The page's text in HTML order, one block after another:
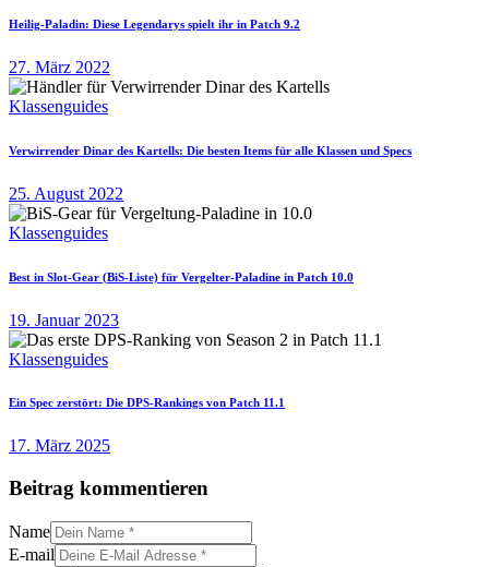
Heilig-Paladin: Diese Legendarys spielt ihr in Patch 9.2
27. März 2022
Klassenguides
Verwirrender Dinar des Kartells: Die besten Items für alle Klassen und Specs
25. August 2022
Klassenguides
Best in Slot-Gear (BiS-Liste) für Vergelter-Paladine in Patch 10.0
19. Januar 2023
Klassenguides
Ein Spec zerstört: Die DPS-Rankings von Patch 11.1
17. März 2025
Beitrag kommentieren
Name
E-mail